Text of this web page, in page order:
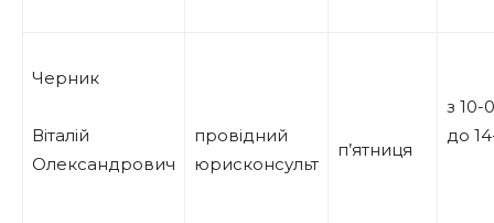
Черник
Віталій
Олександрович
провідний
юрисконсульт
п’ятниця
з 10-
до